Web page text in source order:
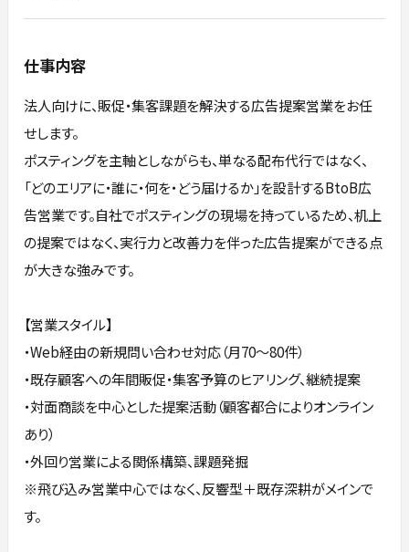
仕事内容
法人向けに、販促・集客課題を解決する広告提案営業をお任
せします。
ポスティングを主軸としながらも、単なる配布代行ではなく、
「どのエリアに・誰に・何を・どう届けるか」を設計するBtoB広
告営業です。自社でポスティングの現場を持っているため、机上
の提案ではなく、実行力と改善力を伴った広告提案ができる点
が大きな強みです。
【営業スタイル】
・Web経由の新規問い合わせ対応（月70～80件）
・既存顧客への年間販促・集客予算のヒアリング、継続提案
・対面商談を中心とした提案活動（顧客都合によりオンライン
あり）
・外回り営業による関係構築、課題発掘
※飛び込み営業中心ではなく、反響型＋既存深耕がメインで
す。